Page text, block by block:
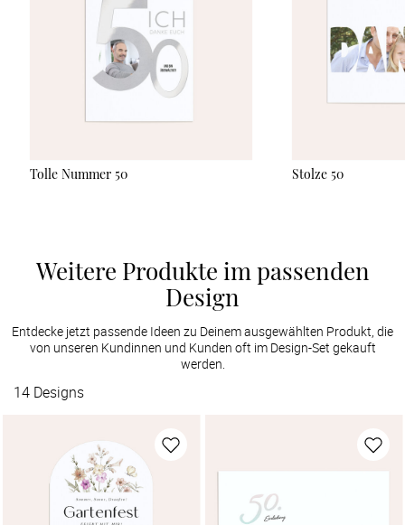
Tolle Nummer 50 Stolze 50
Weitere Produkte im passenden
Design
Entdecke jetzt passende Ideen zu Deinem ausgewählten Produkt, die
von unseren Kundinnen und Kunden oft im Design-Set gekauft
werden.
14 Designs